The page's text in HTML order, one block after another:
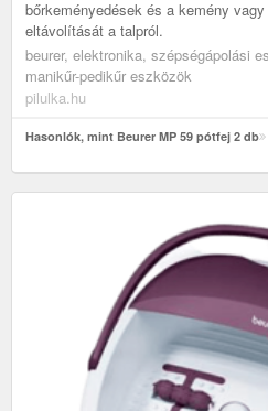
bőrkeményedések és a kemény
eltávolítását a talpról.
beurer, elektronika, szépségápolási
manikűr-pedikűr eszközök
pilulka.hu
Hasonlók, mint Beurer MP 59 pótfej 2 db